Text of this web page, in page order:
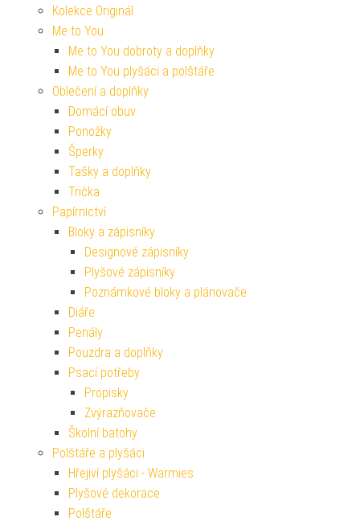
Kolekce Originál
Me to You
Me to You dobroty a doplňky
Me to You plyšáci a polštáře
Oblečení a doplňky
Domácí obuv
Ponožky
Šperky
Tašky a doplňky
Trička
Papírnictví
Bloky a zápisníky
Designové zápisníky
Plyšové zápisníky
Poznámkové bloky a plánovače
Diáře
Penály
Pouzdra a doplňky
Psací potřeby
Propisky
Zvýrazňovače
Školní batohy
Polštáře a plyšáci
Hřejiví plyšáci - Warmies
Plyšové dekorace
Polštáře